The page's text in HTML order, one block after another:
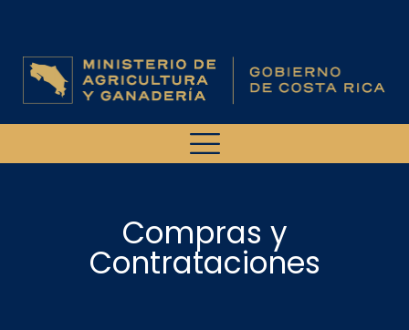
Compras y
Contrataciones